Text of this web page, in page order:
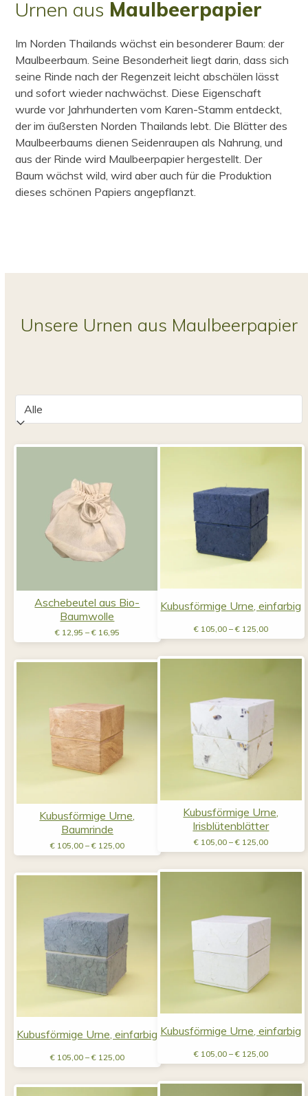
Urnen aus Maulbeerpapier
Im Norden Thailands wächst ein besonderer Baum: der
Maulbeerbaum. Seine Besonderheit liegt darin, dass sich
seine Rinde nach der Regenzeit leicht abschälen lässt
und sofort wieder nachwächst. Diese Eigenschaft
wurde vor Jahrhunderten vom Karen-Stamm entdeckt,
der im äußersten Norden Thailands lebt. Die Blätter des
Maulbeerbaums dienen Seidenraupen als Nahrung, und
aus der Rinde wird Maulbeerpapier hergestellt. Der
Baum wächst wild, wird aber auch für die Produktion
dieses schönen Papiers angepflanzt.
Unsere Urnen aus Maulbeerpapier
Aschebeutel aus Bio-
Baumwolle
€12,95 –€16,95Preisspanne:
€ 12,95
€ 16,95
Kubusförmige Urne, einfarbig
€105,00 –€125,00
€ 105,00
€ 125,00
Kubusförmige Urne,
Baumrinde
€105,00 –€125,00Preisspanne:
€ 105,00
€ 125,00
Kubusförmige Urne,
Irisblütenblätter
€105,00 –€125,00
€ 105,00
€ 125,00
Kubusförmige Urne, einfarbig
€105,00 –€125,00Preisspanne:
€ 105,00
€ 125,00
Kubusförmige Urne, einfarbig
€105,00 –€125,00
€ 105,00
€ 125,00